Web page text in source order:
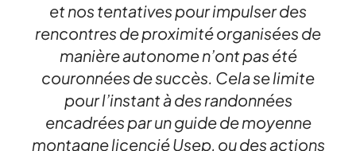
et nos tentatives pour impulser des
rencontres de proximité organisées de
manière autonome n’ont pas été
couronnées de succès. Cela se limite
pour l’instant à des randonnées
encadrées par un guide de moyenne
montagne licencié Usep, ou des actions